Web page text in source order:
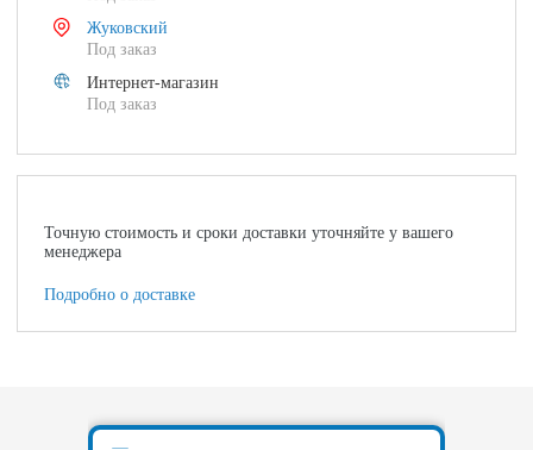
Жуковский
Под заказ
Интернет-магазин
Под заказ
Точную стоимость и сроки доставки уточняйте у вашего
менеджера
Подробно о доставке